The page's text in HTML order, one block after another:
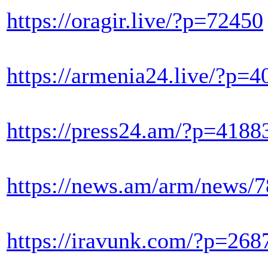
https://oragir.live/?p=72450
https://armenia24.live/
https://press24.am/
https://news.am/arm/news/
https://iravunk.com/